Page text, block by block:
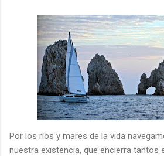
Por los ríos y mares de la vida
nuestra existencia, que encierra tantos